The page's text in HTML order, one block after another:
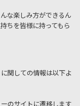
な楽しみ方ができるん
ちを皆様に持ってもら
関しての情報は以下よ
のサイトに遷移します